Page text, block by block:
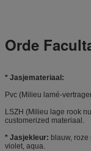
Orde
* Jasjemateriaal:
Pvc (Milieu lamé-
LSZH (Milieu lage rook
customerized materiaal.
* Jasjekleur: blauw,
violet, aqua.